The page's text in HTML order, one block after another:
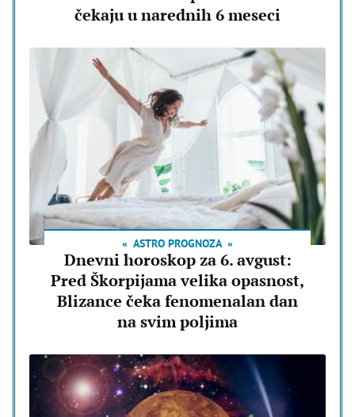
čekaju u narednih 6 meseci
ASTRO PROGNOZA
Dnevni horoskop za 6. avgust:
Pred Škorpijama velika opasnost,
Blizance čeka fenomenalan dan
na svim poljima